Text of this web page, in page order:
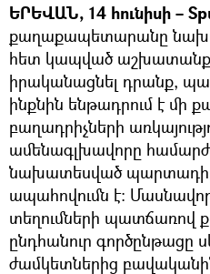
ԵՐԵՎԱՆ, 14 հունիսի –
քաղաքապետարանը
հետ կապված
իրականացնել դրանք,
ինքնին ենթադրում է մի
բաղադրիչների
ամենագլխավորը
նախատեսված
ապահովումն է։
տեղումների
ընդհանուր
ժամկետներից